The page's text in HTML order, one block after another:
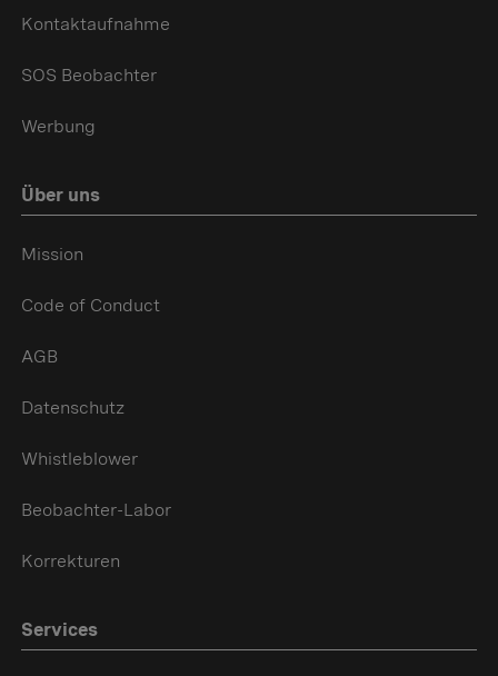
Kontaktaufnahme
SOS Beobachter
Werbung
Über uns
Mission
Code of Conduct
AGB
Datenschutz
Whistleblower
Beobachter-Labor
Korrekturen
Services